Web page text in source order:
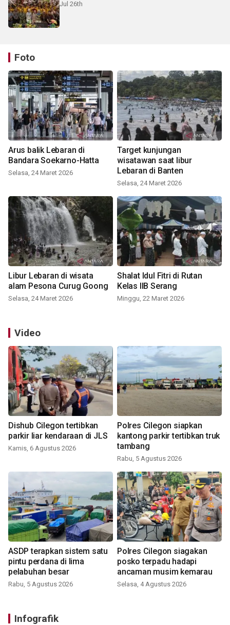
Jul 26th
Foto
Arus balik Lebaran di
Bandara Soekarno-Hatta
Selasa, 24 Maret 2026
Target kunjungan
wisatawan saat libur
Lebaran di Banten
Selasa, 24 Maret 2026
Libur Lebaran di wisata
alam Pesona Curug Goong
Selasa, 24 Maret 2026
Shalat Idul Fitri di Rutan
Kelas IIB Serang
Minggu, 22 Maret 2026
Video
Dishub Cilegon tertibkan
parkir liar kendaraan di JLS
Kamis, 6 Agustus 2026
Polres Cilegon siapkan
kantong parkir tertibkan truk
tambang
Rabu, 5 Agustus 2026
ASDP terapkan sistem satu
pintu perdana di lima
pelabuhan besar
Rabu, 5 Agustus 2026
Polres Cilegon siagakan
posko terpadu hadapi
ancaman musim kemarau
Selasa, 4 Agustus 2026
Infografik